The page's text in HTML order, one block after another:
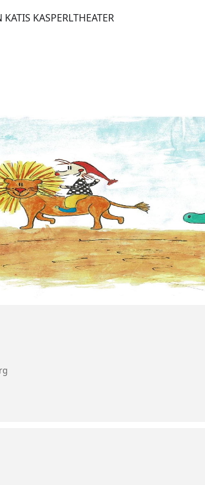
KASPERLTHEATER